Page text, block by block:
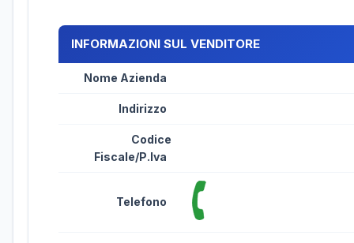
INFORMAZIONI SUL VENDITORE
Nome Azienda
Indirizzo
Codice
Fiscale/P.Iva
Telefono